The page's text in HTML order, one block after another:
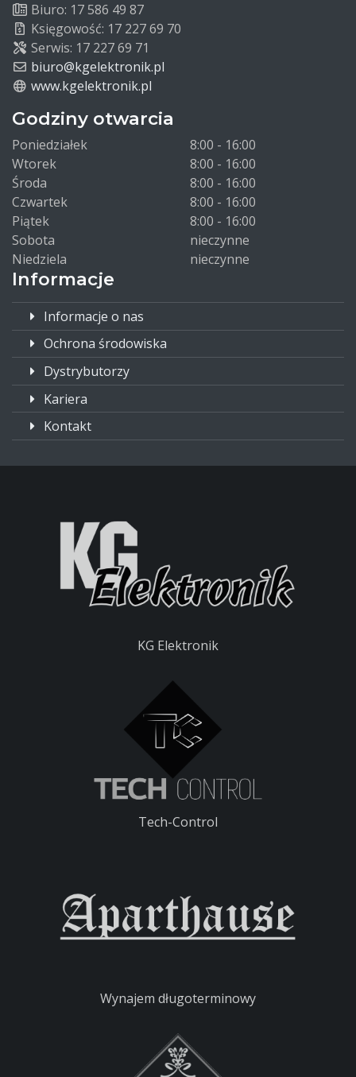
Biuro: 17 586 49 87
Księgowość: 17 227 69 70
Serwis: 17 227 69 71
biuro@kgelektronik.pl
www.kgelektronik.pl
Godziny otwarcia
Poniedziałek
8:00 - 16:00
Wtorek
8:00 - 16:00
Środa
8:00 - 16:00
Czwartek
8:00 - 16:00
Piątek
8:00 - 16:00
Sobota
nieczynne
Niedziela
nieczynne
Informacje
Informacje o nas
Ochrona środowiska
Dystrybutorzy
Kariera
Kontakt
KG Elektronik
Tech-Control
Wynajem długoterminowy